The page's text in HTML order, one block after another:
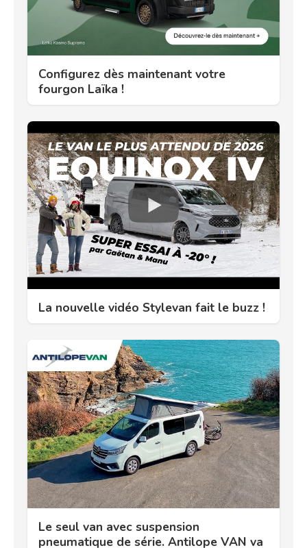
Configurez dès maintenant votre
fourgon Laïka !
La nouvelle vidéo Stylevan fait le buzz !
Le seul van avec suspension
pneumatique de série. Antilope VAN va